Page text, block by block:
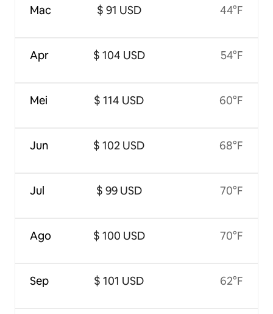
Mac
Apr
Mei
Jun
Jul
Ago
Sep
$ 91 USD
$ 104 USD
$ 114 USD
$ 102 USD
$ 99 USD
$ 100 USD
$ 101 USD
44°F
54°F
60°F
68°F
70°F
70°F
62°F